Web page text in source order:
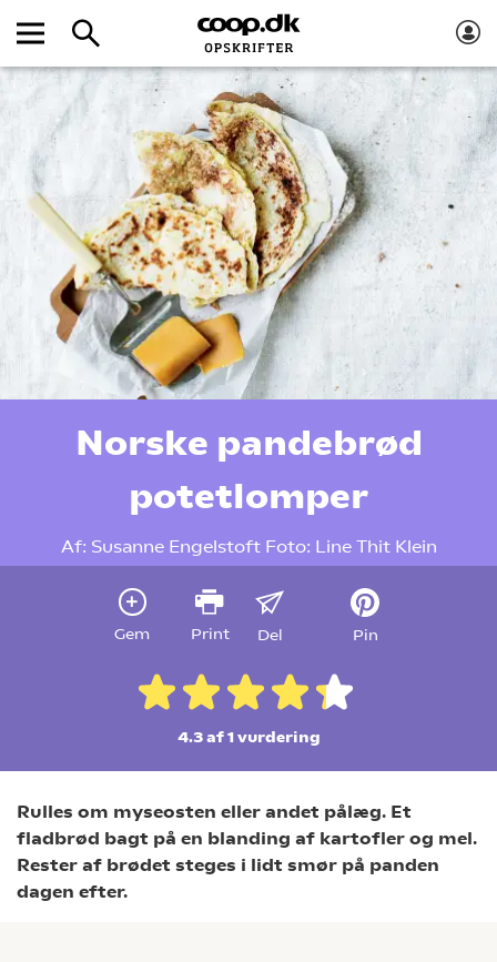
Norske pandebrød
potetlomper
Af: Susanne Engelstoft Foto: Line Thit Klein
Gem Print Del Pin
4.3 af 1vurdering
Rulles om myseosten eller andet pålæg. Et
fladbrød bagt på en blanding af kartofler og mel.
Rester af brødet steges i lidt smør på panden
dagen efter.